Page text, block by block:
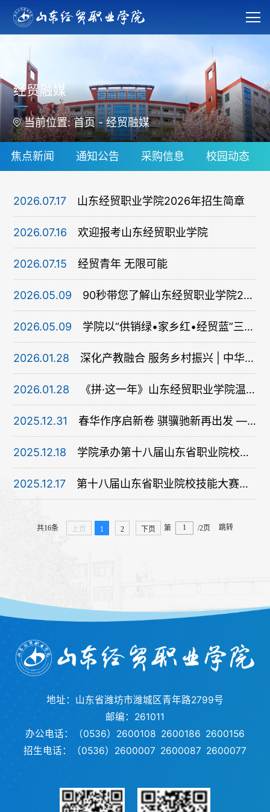
经贸融媒
当前位置:首页-经贸融媒
焦点新闻 通知公告 采购信息 校园动态
2026.07.17 山东经贸职业学院2026年招生简章
2026.07.16 欢迎报考山东经贸职业学院
2026.07.15 经贸青年 无限可能
2026.05.09 90秒带您了解山东经贸职业学院2026潍坊职教周展区特色
2026.05.09 学院以“供销绿•家乡红•经贸蓝”三色展区精彩亮相2026年潍坊市职业教育活动周
2026.01.28 深化产教融合 服务乡村振兴 | 中华全国供销合作总社济南果品研究所潍坊果蔬研究院在学院揭牌成立
2026.01.28 《拼·这一年》山东经贸职业学院温暖纪事
2025.12.31 春华作序启新卷 骐骥驰新再出发 ——山东经贸职业学院2026年新年贺词
2025.12.18 学院承办第十八届山东省职业院校技能大赛高职组财经赛道比赛
2025.12.17 第十八届山东省职业院校技能大赛高职组财经赛道比赛圆满落幕
共16条 上页 1 2 下页 第 /2页 跳转
地址：山东省潍坊市潍城区青年路2799号
邮编：261011
办公电话：（0536）2600108 2600186 2600156
招生电话：（0536）2600007 2600087 2600077